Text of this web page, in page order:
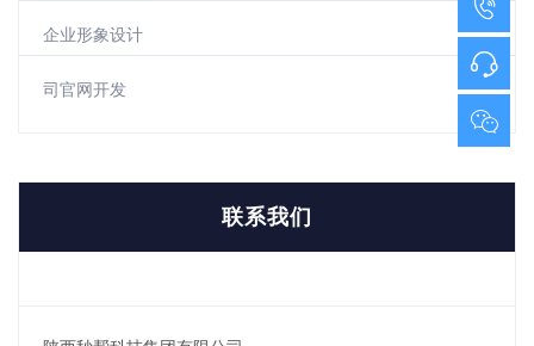
企业形象设计
司官网开发
联系我们